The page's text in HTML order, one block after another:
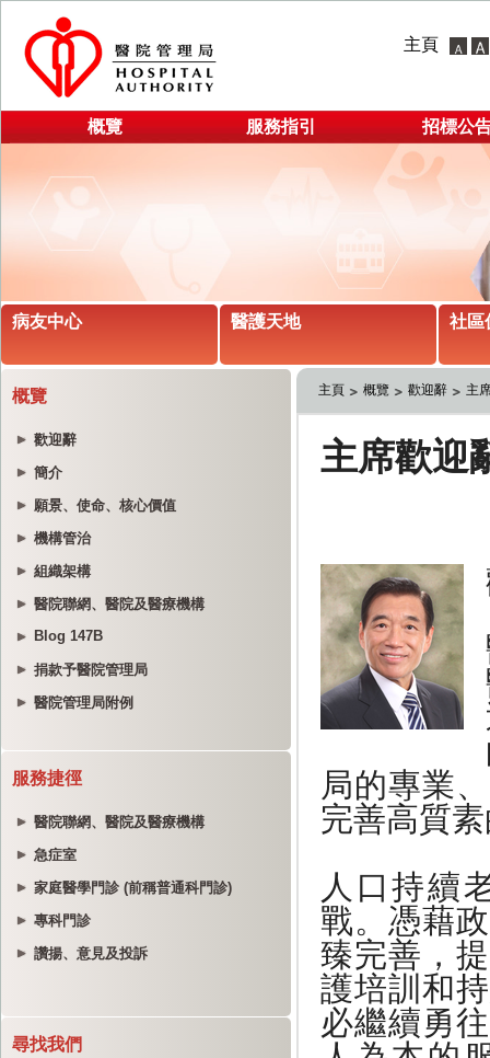
主頁
概覽 服務指引 招標公
病友中心 醫護天地 社區
概覽
歡迎辭
簡介
願景、使命、核心價值
機構管治
組織架構
醫院聯網、醫院及醫療機構
Blog 147B
捐款予醫院管理局
醫院管理局附例
服務捷徑
醫院聯網、醫院及醫療機構
急症室
家庭醫學門診 (前稱普通科門診)
專科門診
讚揚、意見及投訴
尋找我們
主頁 概覽 歡迎辭 主